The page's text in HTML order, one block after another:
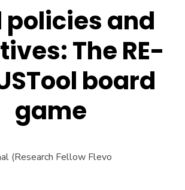
policies and
The RE-
board
game
(Research Fellow Flevo